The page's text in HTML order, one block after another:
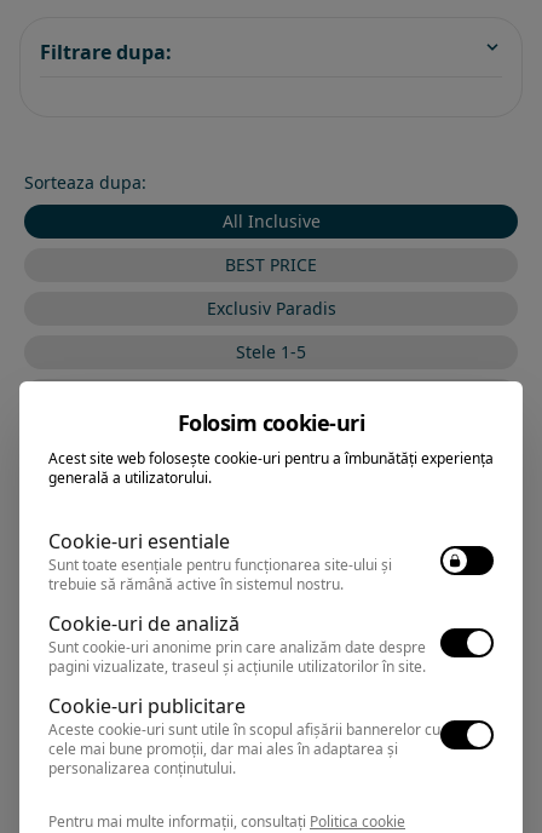
Filtrare dupa:
Sorteaza dupa:
All Inclusive
BEST PRICE
Exclusiv Paradis
Stele 1-5
SEA
Rezervari si informatii
0374.347.708
Folosim cookie-uri
Acest site web folosește cookie-uri pentru a îmbunătăți experiența
generală a utilizatorului.
Cookie-uri esentiale
Sunt toate esențiale pentru funcționarea site-ului și
trebuie să rămână active în sistemul nostru.
Cookie-uri de analiză
Sunt cookie-uri anonime prin care analizăm date despre
pagini vizualizate, traseul și acțiunile utilizatorilor în site.
Cookie-uri publicitare
Aceste cookie-uri sunt utile în scopul afișării bannerelor cu
cele mai bune promoții, dar mai ales în adaptarea și
personalizarea conținutului.
Pentru mai multe informații, consultați Politica cookie